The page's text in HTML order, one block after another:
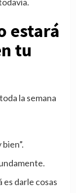
estará
tu
la semana
es darle cosas